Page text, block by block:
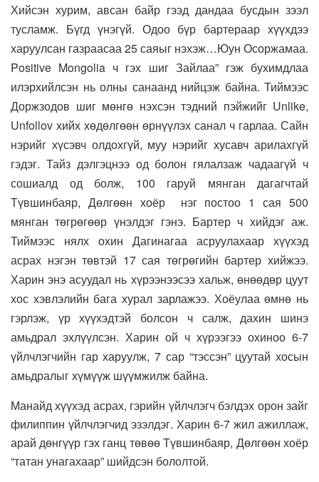
Хийсэн хурим, авсан байр гээд дандаа бусдын зээл
тусламж. Бүгд үнэгүй. Одоо бүр бартераар хүүхдээ
харуулсан газраасаа 25 саяыг нэхэж…Юун Осоржамаа.
Positive Mongolia ч гэх шиг Зайлаа” гэж бухимдлаа
илэрхийлсэн нь олны санаанд нийцэж байна. Тиймээс
Доржзодов шиг мөнгө нэхсэн тэдний пэйжийг Unlike,
Unfollov хийх хөдөлгөөн өрнүүлэх санал ч гарлаа. Сайн
нэрийг хүсэвч олдохгүй, муу нэрийг хусавч арилахгүй
гэдэг. Тайз дэлгэцнээ од болон гялалзаж чадаагүй ч
сошиалд од болж, 100 гаруй мянган дагагчтай
Түвшинбаяр, Дөлгөөн хоёр нэг постоо 1 сая 500
мянган төгрөгөөр үнэлдэг гэнэ. Бартер ч хийдэг аж.
Тиймээс нялх охин Дагинагаа асруулахаар хүүхэд
асрах нэгэн төвтэй 17 сая төгрөгийн бартер хийжээ.
Харин энэ асуудал нь хүрээнээсээ хальж, өнөөдөр цуут
хос хэвлэлийн бага хурал зарлажээ. Хоёулаа өмнө нь
гэрлэж, үр хүүхэдтэй болсон ч салж, дахин шинэ
амьдрал эхлүүлсэн. Харин ой ч хүрээгээ охиноо 6-7
үйлчлэгчийн гар харуулж, 7 сар “тэссэн” цуутай хосын
амьдралыг хүмүүж шүүмжилж байна.
Манайд хүүхэд асрах, гэрийн үйлчлэгч бэлдэх орон зайг
филиппин үйлчлэгчид эзэлдэг. Харин 6-7 жил ажиллаж,
арай дөнгүүр гэх ганц төвөө Түвшинбаяр, Дөлгөөн хоёр
“татан унагахаар” шийдсэн бололтой.